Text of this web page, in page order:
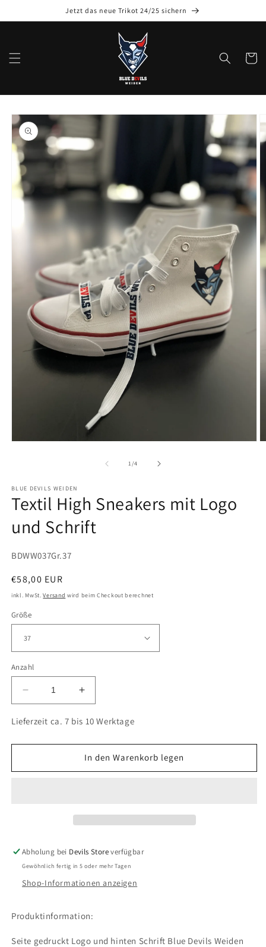
Jetzt das neue Trikot 24/25 sichern
1/von
4
BLUE DEVILS WEIDEN
Textil High Sneakers mit Logo
und Schrift
SKU:
BDWW037Gr.37
Normaler Preis
€58,00 EUR
inkl. MwSt.Versand wird beim Checkout berechnet
Größe
Anzahl
Verringere die Menge für Textil High Sneakers mit
Erhöhe die Menge für Textil High
Lieferzeit ca. 7 bis 10 Werktage
In den Warenkorb legen
Abholung bei Devils Storeverfügbar
Gewöhnlich fertig in 5 oder mehr Tagen
Shop-Informationen anzeigen
Produktinformation:
Seite gedruckt Logo und hinten Schrift Blue Devils Weiden